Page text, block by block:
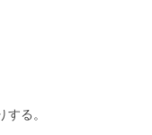
る。